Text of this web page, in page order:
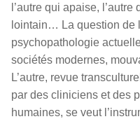
l’autre qui apaise,
lointain… La question de
psychopathologie
sociétés modernes,
L’autre, revue
par des cliniciens et des
humaines, se veut